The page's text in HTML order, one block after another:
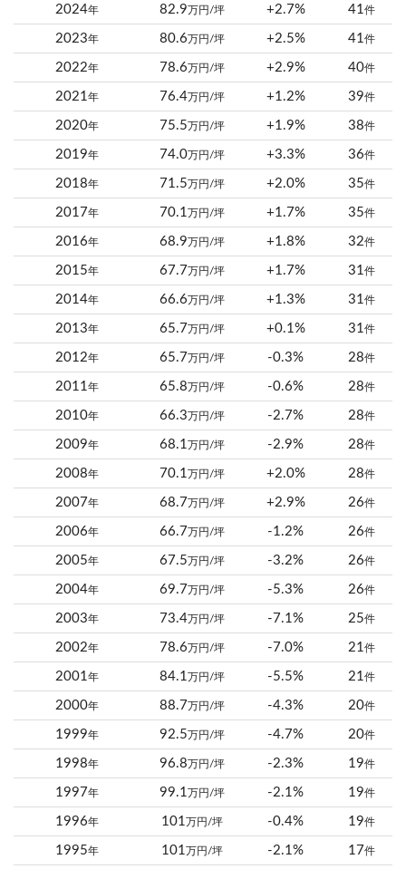
2024年 82.9 万円/坪 +2.7% 41件
2023年 80.6 万円/坪 +2.5% 41件
2022年 78.6 万円/坪 +2.9% 40件
2021年 76.4 万円/坪 +1.2% 39件
2020年 75.5 万円/坪 +1.9% 38件
2019年 74.0 万円/坪 +3.3% 36件
2018年 71.5 万円/坪 +2.0% 35件
2017年 70.1 万円/坪 +1.7% 35件
2016年 68.9 万円/坪 +1.8% 32件
2015年 67.7 万円/坪 +1.7% 31件
2014年 66.6 万円/坪 +1.3% 31件
2013年 65.7 万円/坪 +0.1% 31件
2012年 65.7 万円/坪 -0.3% 28件
2011年 65.8 万円/坪 -0.6% 28件
2010年 66.3 万円/坪 -2.7% 28件
2009年 68.1 万円/坪 -2.9% 28件
2008年 70.1 万円/坪 +2.0% 28件
2007年 68.7 万円/坪 +2.9% 26件
2006年 66.7 万円/坪 -1.2% 26件
2005年 67.5 万円/坪 -3.2% 26件
2004年 69.7 万円/坪 -5.3% 26件
2003年 73.4 万円/坪 -7.1% 25件
2002年 78.6 万円/坪 -7.0% 21件
2001年 84.1 万円/坪 -5.5% 21件
2000年 88.7 万円/坪 -4.3% 20件
1999年 92.5 万円/坪 -4.7% 20件
1998年 96.8 万円/坪 -2.3% 19件
1997年 99.1 万円/坪 -2.1% 19件
1996年 101 万円/坪 -0.4% 19件
1995年 101 万円/坪 -2.1% 17件